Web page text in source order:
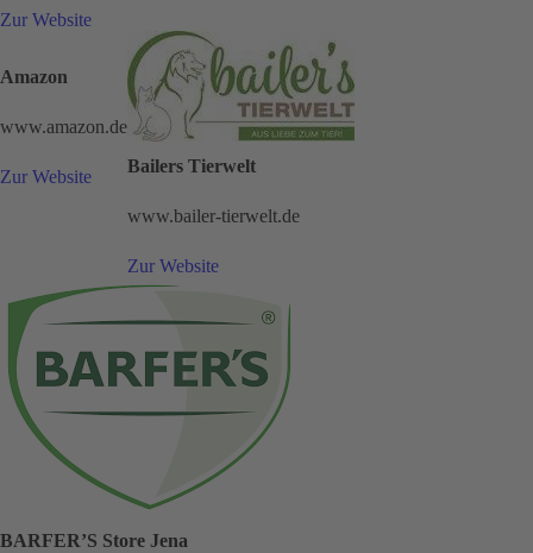
Zur Website
Amazon
www.amazon.de
Zur Website
Bailers Tierwelt
www.bailer-tierwelt.de
Zur Website
BARFER’S Store Jena